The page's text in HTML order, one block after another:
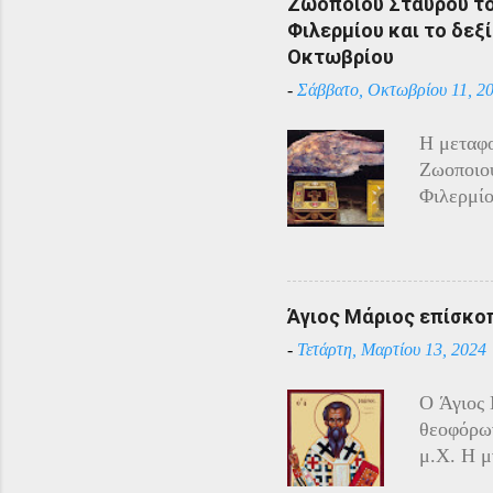
η
του
Φιλερμίου και το
Οκτωβρίου
- Σάββατο, Οκτωβρίου 11,
Η
Ιππότες
αρχαία
Άγιος Μάριος
- Τετάρτη, Μαρτίου 13, 2024
O Άγιος
μ.Χ. Η